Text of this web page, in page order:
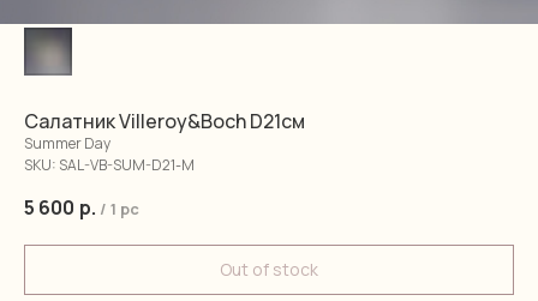
Салатник Villeroy&Boch D21см
Summer Day
SKU: SAL-VB-SUM-D21-M
5 600 р. / 1 pc
Out of stock